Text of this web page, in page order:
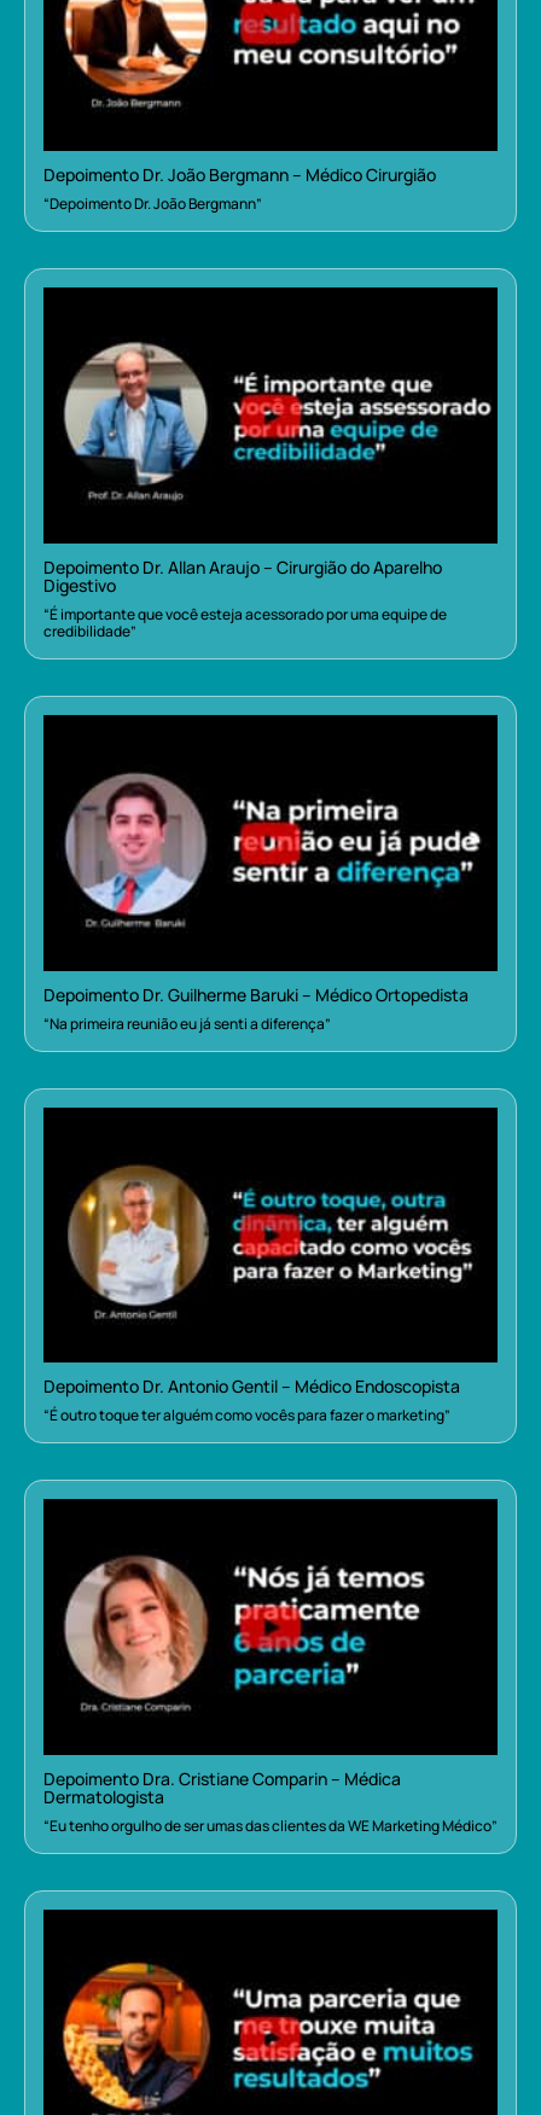
Depoimento Dr. João Bergmann – Médico Cirurgião
“Depoimento Dr. João Bergmann”
Depoimento Dr. Allan Araujo – Cirurgião do Aparelho
Digestivo
“É importante que você esteja acessorado por uma equipe de
credibilidade”
Depoimento Dr. Guilherme Baruki – Médico Ortopedista
“Na primeira reunião eu já senti a diferença”
Depoimento Dr. Antonio Gentil – Médico Endoscopista
“É outro toque ter alguém como vocês para fazer o marketing”
Depoimento Dra. Cristiane Comparin – Médica
Dermatologista
“Eu tenho orgulho de ser umas das clientes da WE Marketing Médico”